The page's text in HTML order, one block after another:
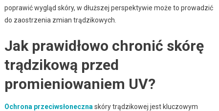
poprawić wygląd skóry, w dłuższej perspektywie może to prowadzić
do zaostrzenia zmian trądzikowych.
Jak prawidłowo chronić skórę
trądzikową przed
promieniowaniem UV?
Ochrona przeciwsłoneczna skóry trądzikowej jest kluczowym